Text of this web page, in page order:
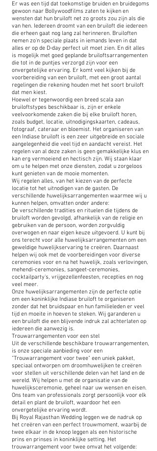
Er was een tijd dat toekomstige bruiden en bruidegoms
gewoon naar Bollywoodfilms zaten te kijken en
wensten dat hun bruiloft net zo groots zou zijn als die
van hen. Iedereen droomt van een bruiloft die iedereen
die erheen gaat nog lang zal herinneren. Bruiloften
nemen zo'n speciale plaats in iemands leven in dat
alles er op de D-day perfect uit moet zien. En dit alles
is mogelijk met goed geplande bruiloftsarrangementen
die tot in de puntjes verzorgd zijn voor een
onvergetelijke ervaring. Er komt veel kijken bij de
voorbereiding van een bruiloft, met een groot aantal
regelingen die rekening houden met het soort bruiloft
dat men kiest.
Hoewel er tegenwoordig een breed scala aan
bruiloftstypes beschikbaar is, zijn er enkele
veelvoorkomende zaken die bij elke bruiloft horen,
zoals budget, locatie, uitnodigingskaarten, cadeaus,
fotograaf, cateraar en bloemist. Het organiseren van
een Indiase bruiloft is een zeer uitgebreide en sociale
aangelegenheid die veel tijd en aandacht vereist. Het
regelen van al deze zaken is geen gemakkelijke klus en
kan erg vermoeiend en hectisch zijn. Wij staan klaar
om u te helpen met onze diensten, zodat u zorgeloos
kunt genieten van de mooie momenten.
Wij regelen alles, van het kiezen van de perfecte
locatie tot het uitnodigen van de gasten. De
verschillende huwelijksarrangementen waarmee wij u
kunnen helpen, omvatten onder andere:
De verschillende tradities en rituelen die tijdens de
bruiloft worden gevolgd, afhankelijk van de religie en
gebruiken van de persoon, worden zorgvuldig
overwogen en naar eigen keuze uitgevoerd. U kunt bij
ons terecht voor alle huwelijksarrangementen om een
geweldige huwelijkservaring te creëren. Daarnaast
helpen wij ook met de voorbereidingen voor diverse
ceremonies voor en na het huwelijk, zoals verlovingen,
mehendi-ceremonies, sangeet-ceremonies,
cocktailparty's, vrijgezellenfeesten, recepties en nog
veel meer.
Onze huwelijksarrangementen zijn de perfecte optie
om een koninklijke Indiase bruiloft te organiseren
zonder dat het bruidspaar en hun familieleden er veel
tijd en moeite in hoeven te steken. Wij garanderen u
een bruiloft die een blijvende indruk zal achterlaten op
iedereen die aanwezig is.
Trouwarrangementen voor een stel
Uit de verschillende beschikbare trouwarrangementen,
is onze speciale aanbieding voor een
"Trouwarrangement voor twee" een uniek pakket,
speciaal ontworpen om droomhuwelijken te creëren
voor stellen uit verschillende delen van het land en de
wereld. Wij helpen u met de organisatie van de
huwelijksceremonie, geheel naar uw wensen en eisen.
Ons team van professionals zorgt persoonlijk voor elk
detail en plant de bruiloft, waardoor het een
onvergetelijke ervaring wordt.
Bij Royal Rajasthan Wedding leggen we de nadruk op
het creëren van een perfect trouwmoment, waarbij de
twee elkaar in de knoop leggen als een historische
prins en prinses in koninklijke setting. Het
trouwarrangement voor twee omvat het volgende: